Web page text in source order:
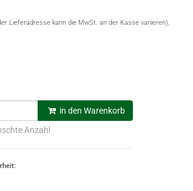
Lieferadresse kann die MwSt. an der Kasse variieren),
in den Warenkorb
Anzahl